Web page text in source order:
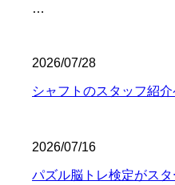
…
2026/07/28
シャフトのスタッフ紹
2026/07/16
パズル脳トレ検定がスタ